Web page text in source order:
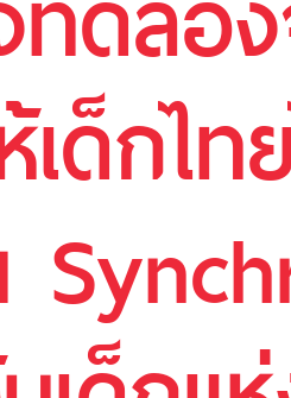
เด็กไ